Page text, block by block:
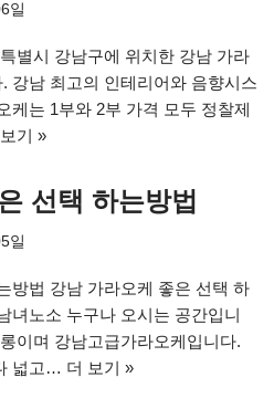
일
별시 강남구에 위치한 강남 가라
강남 최고의 인테리어와 음향시스
케는 1부와 2부 가격 모두 정찰제
기 »
선택 하는방법
일
방법 강남 가라오케 좋은 선택 하
녀노소 누구나 오시는 공간입니
이며 강남고급가라오케입니다.
넓고… 더 보기 »